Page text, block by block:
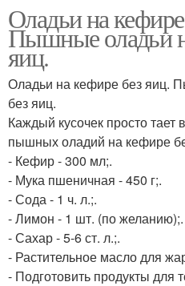
Классический рецепт
Рецепт от марты
Оладьи на
Пышные оладьи
яиц.
Оладьи на кефире без яиц.
без яиц.
Каждый кусочек просто тает
пышных оладий на кефире
- Кефир - 300 мл;.
- Мука пшеничная - 450 г;.
- Сода - 1 ч. л.;.
- Лимон - 1 шт. (по желанию);.
- Сахар - 5-6 ст. л.;.
- Растительное масло для
- Подготовить продукты для